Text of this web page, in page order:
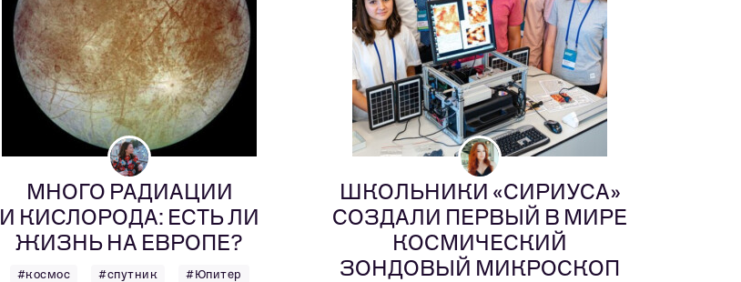
МНОГО РАДИАЦИИ
И КИСЛОРОДА: ЕСТЬ ЛИ
ЖИЗНЬ НА ЕВРОПЕ?
#космос #спутник #Юпитер
ШКОЛЬНИКИ «СИРИУСА»
СОЗДАЛИ ПЕРВЫЙ В МИРЕ
КОСМИЧЕСКИЙ
ЗОНДОВЫЙ МИКРОСКОП